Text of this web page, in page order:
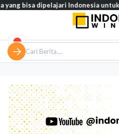
dipelajari Indonesia untuk